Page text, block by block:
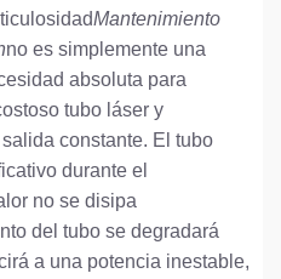
Mantenimiento
no es simplemente una
absoluta para
tubo láser y
constante. El tubo
durante el
no se disipa
del tubo se degradará
a una potencia inestable,